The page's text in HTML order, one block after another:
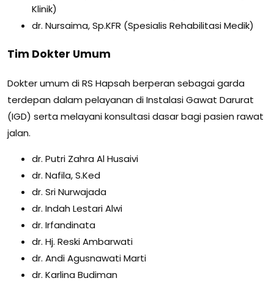
Klinik)
dr. Nursaima, Sp.KFR (Spesialis Rehabilitasi Medik)
Tim Dokter Umum
Dokter umum di RS Hapsah berperan sebagai garda
terdepan dalam pelayanan di Instalasi Gawat Darurat
(IGD) serta melayani konsultasi dasar bagi pasien rawat
jalan.
dr. Putri Zahra Al Husaivi
dr. Nafila, S.Ked
dr. Sri Nurwajada
dr. Indah Lestari Alwi
dr. Irfandinata
dr. Hj. Reski Ambarwati
dr. Andi Agusnawati Marti
dr. Karlina Budiman